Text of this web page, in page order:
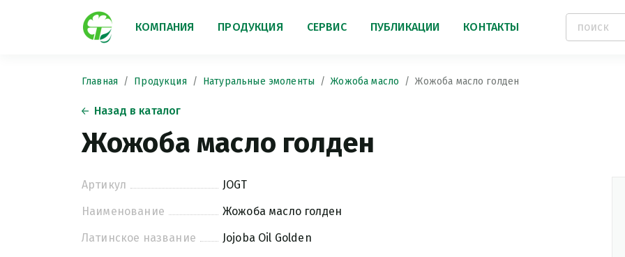
КОМПАНИЯ ПРОДУКЦИЯ СЕРВИС ПУБЛИКАЦИИ КОНТАКТЫ
Главная Продукция Натуральные эмоленты Жожоба масло Жожоба масло голден
Назад в каталог
Жожоба масло голден
Артикул
JOGT
Наименование
Жожоба масло голден
Латинское название
Jojoba Oil Golden